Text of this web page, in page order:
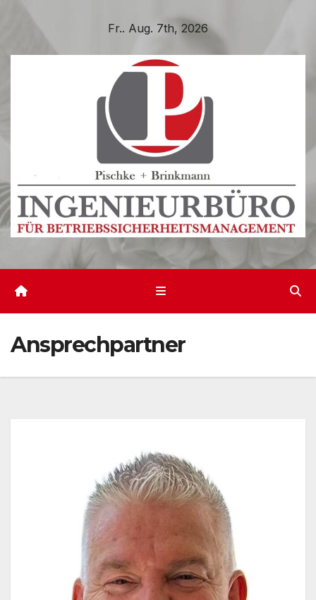
springen
Fr.. Aug. 7th, 2026
Ansprechpartner